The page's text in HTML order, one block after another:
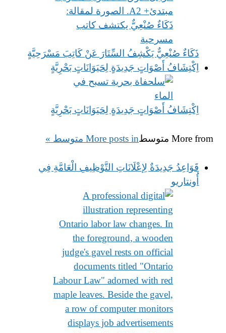
ذَكَاءٌ صُنْعِيٌّ يَكْشِفُ السِّتَارَ عَنْ كَاتِبَ مَسْرَحِيَّةٍ
اِكْتِشَافُ أَصْوَاتٍ جَدِيدَةٍ لِحَيَوَانَاتٍ بَحْرِيَّةٍ
اِكْتِشَافُ أَصْوَاتٍ جَدِيدَةٍ لِحَيَوَانَاتٍ بَحْرِيَّةٍ
More from متوسطMore posts in متوسط »
قَوَاعِدُ جَدِيدَةٌ لِإعْلَانَاتِ التَّوْظِيفِ الْعَامَّةِ فِي
أُونتاريو